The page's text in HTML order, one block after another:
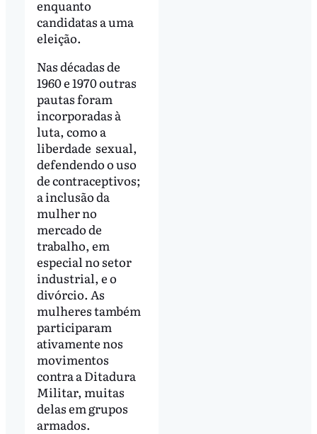
enquanto
candidatas a uma
eleição.
Nas décadas de
1960 e 1970 outras
pautas foram
incorporadas à
luta, como a
liberdade sexual,
defendendo o uso
de contraceptivos;
a inclusão da
mulher no
mercado de
trabalho, em
especial no setor
industrial, e o
divórcio. As
mulheres também
participaram
ativamente nos
movimentos
contra a Ditadura
Militar, muitas
delas em grupos
armados.